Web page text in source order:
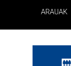
ARAUAK